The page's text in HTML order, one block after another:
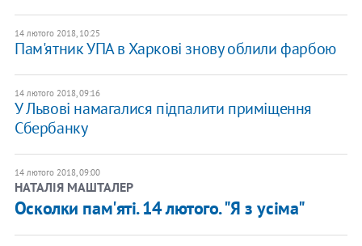
14 лютого 2018, 10:25
Пам'ятник УПА в Харкові знову облили фарбою
14 лютого 2018, 09:16
У Львові намагалися підпалити приміщення
Сбербанку
14 лютого 2018, 09:00
НАТАЛІЯ МАШТАЛЕР
Осколки пам'яті. 14 лютого. "Я з усіма"